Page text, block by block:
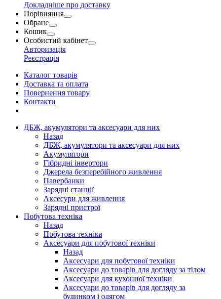
Докладніше про доставку
Порівняння
Обране
Кошик
Особистий кабінет
Авторизація
Реєстрація
Каталог товарів
Доставка та оплата
Повернення товару
Контакти
ДБЖ, акумулятори та аксесуари для них
Назад
ДБЖ, акумулятори та аксесуари для них
Акумулятори
Гібридні інвертори
Джерела безперебійного живлення
Павербанки
Зарядні станції
Аксесури для живлення
Зарядні пристрої
Побутова техніка
Назад
Побутова техніка
Аксесуари для побутової техніки
Назад
Аксесуари для побутової техніки
Аксесуари до товарів для догляду за тілом
Аксесуари для кухонної техніки
Аксесуари до товарів для догляду за
будинком і одягом